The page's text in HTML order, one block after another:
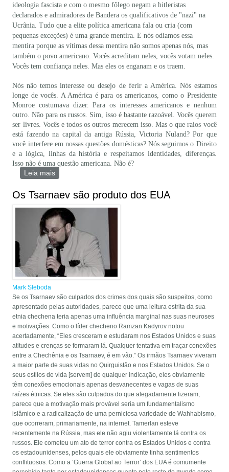
ideologia fascista e com o mesmo fôlego negam a hitleristas
declarados e admiradores de Bandera os qualificativos de "nazi" na
Ucrânia. Tudo que a elite política americana fala ou cria (com
pequenas exceções) é uma grande mentira. E nós odiamos essa
mentira porque as vítimas dessa mentira não somos apenas nós, mas
também o povo americano. Vocês acreditam neles, vocês votam neles.
Vocês tem confiança neles. Mas eles os enganam e os traem.
Nós não temos interesse ou desejo de ferir a América. Nós estamos
longe de vocês. A América é para os americanos, como o Presidente
Monroe costumava dizer. Para os interesses americanos e nenhum
outro. Não para os russos. Sim, isso é bastante razoável. Vocês querem
ser livres. Vocês e todos os outros merecem isso. Mas o que raios você
está fazendo na capital da antiga Rússia, Victoria Nuland? Por que
você interfere em nossas questões domésticas? Nós seguimos o Direito
e a lógica, linhas da história e respeitamos identidades, diferenças.
Isso não é uma questão americana. Não é?
Leia mais
Os Tsarnaev são produto dos EUA
Mark Sleboda
Se os Tsarnaev são culpados dos crimes dos quais são suspeitos, como
apresentado pelas autoridades, parece que uma leitura estrita da sua
etnia chechena teria apenas uma influência marginal nas suas neuroses
e motivações. Como o líder checheno Ramzan Kadyrov notou
acertadamente, “Eles cresceram e estudaram nos Estados Unidos e suas
atitudes e crenças se formaram lá. Qualquer tentativa em traçar conexões
entre a Chechênia e os Tsarnaev, é em vão.” Os irmãos Tsarnaev viveram
a maior parte de suas vidas no Quirguistão e nos Estados Unidos. Se o
seus estilos de vida [servem] de qualquer indicação, eles obviamente
têm conexões emocionais apenas desvanecentes e vagas de suas
raízes étnicas. Se eles são culpados do que alegadamente fizeram,
parece que a motivação mais provável seria um fundamentalismo
islâmico e a radicalização de uma perniciosa variedade de Wahhabismo,
que ocorreram, primariamente, na internet. Tamerlan esteve
recentemente na Rússia, mas ele não agiu violentamente lá contra os
russos. Ele cometeu um ato de terror contra os Estados Unidos e contra
os estadounidenses, pelos quais ele obviamente tinha sentimentos
conflituosos. Como a ‘Guerra Global ao Terror’ dos EUA é comumente